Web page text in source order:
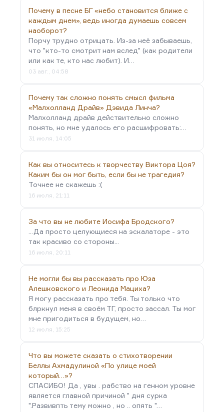
Почему в песне БГ «небо становится ближе с
каждым днем», ведь иногда думаешь совсем
наоборот?
Порчу трудно отрицать. Из-за неё забываешь,
что "кто-то смотрит нам вслед" (как родители
или как те, кто нас любит). И…
03 авг., 04:58
Почему так сложно понять смысл фильма
«Малхолланд Драйв» Дэвида Линча?
Малхолланд драйв действительно сложно
понять, но мне удалось его расшифровать:…
31 июля, 14:05
Как вы относитесь к творчеству Виктора Цоя?
Каким бы он мог быть, если бы не трагедия?
Точнее не скажешь :(
16 июля, 21:11
За что вы не любите Иосифа Бродского?
...Да просто целующиеся на эскалаторе - это
так красиво со стороны...
16 июля, 20:11
Не могли бы вы рассказать про Юза
Алешковского и Леонида Мациха?
Я могу рассказать про тебя. Ты только что
блркнул меня в своём ТГ, просто зассал. Ты мог
мне пригодиться в будущем, но…
12 июля, 15:25
Что вы можете сказать о стихотворении
Беллы Ахмадулиной «По улице моей
который…»?
СПАСИБО! Да , увы . рабство на генном уровне
является главной причиной " дня сурка
".Развивпть тему можно , но .. опять "…